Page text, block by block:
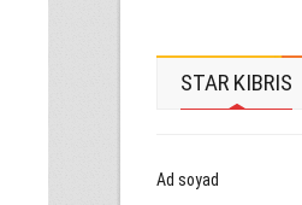
STAR KIBRIS
Ad soyad